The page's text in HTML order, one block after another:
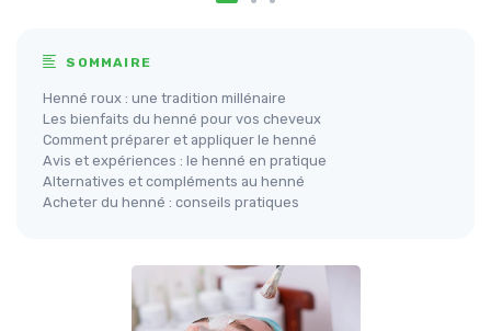
SOMMAIRE
Henné roux : une tradition millénaire
Les bienfaits du henné pour vos cheveux
Comment préparer et appliquer le henné
Avis et expériences : le henné en pratique
Alternatives et compléments au henné
Acheter du henné : conseils pratiques